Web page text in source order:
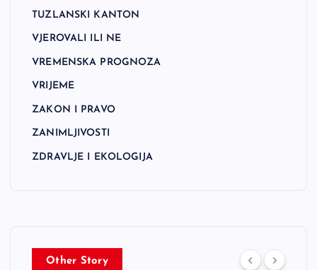
TUZLANSKI KANTON
VJEROVALI ILI NE
VREMENSKA PROGNOZA
VRIJEME
ZAKON I PRAVO
ZANIMLJIVOSTI
ZDRAVLJE I EKOLOGIJA
Other Story